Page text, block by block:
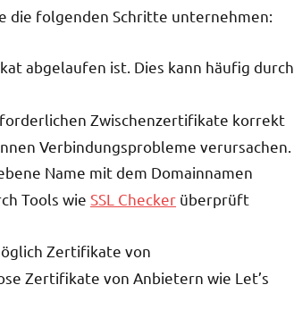
die folgenden Schritte unternehmen:
abgelaufen ist. Dies kann häufig durch
Zwischenzertifikate korrekt
Verbindungsprobleme verursachen.
Name mit dem Domainnamen
Tools wie SSL Checker überprüft
Zertifikate von
Zertifikate von Anbietern wie Let’s